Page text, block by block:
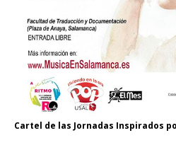
Cartel de las Jornadas Inspirados